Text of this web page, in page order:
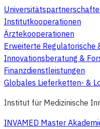
Institutkooperationen
Ärztekooperationen
Erweiterte Regulatorische
Innovationsberatung &
Finanzdienstleistungen
Globales Lieferketten- &
Institut für Medizinische
INVAMED Master